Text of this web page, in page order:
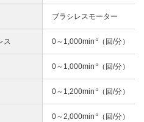
ブラシレスモーター
ス 0～1,000min-1 （回/分）
0～1,000min-1 （回/分）
0～1,200min-1 （回/分）
0～2,000min-1 （回/分）